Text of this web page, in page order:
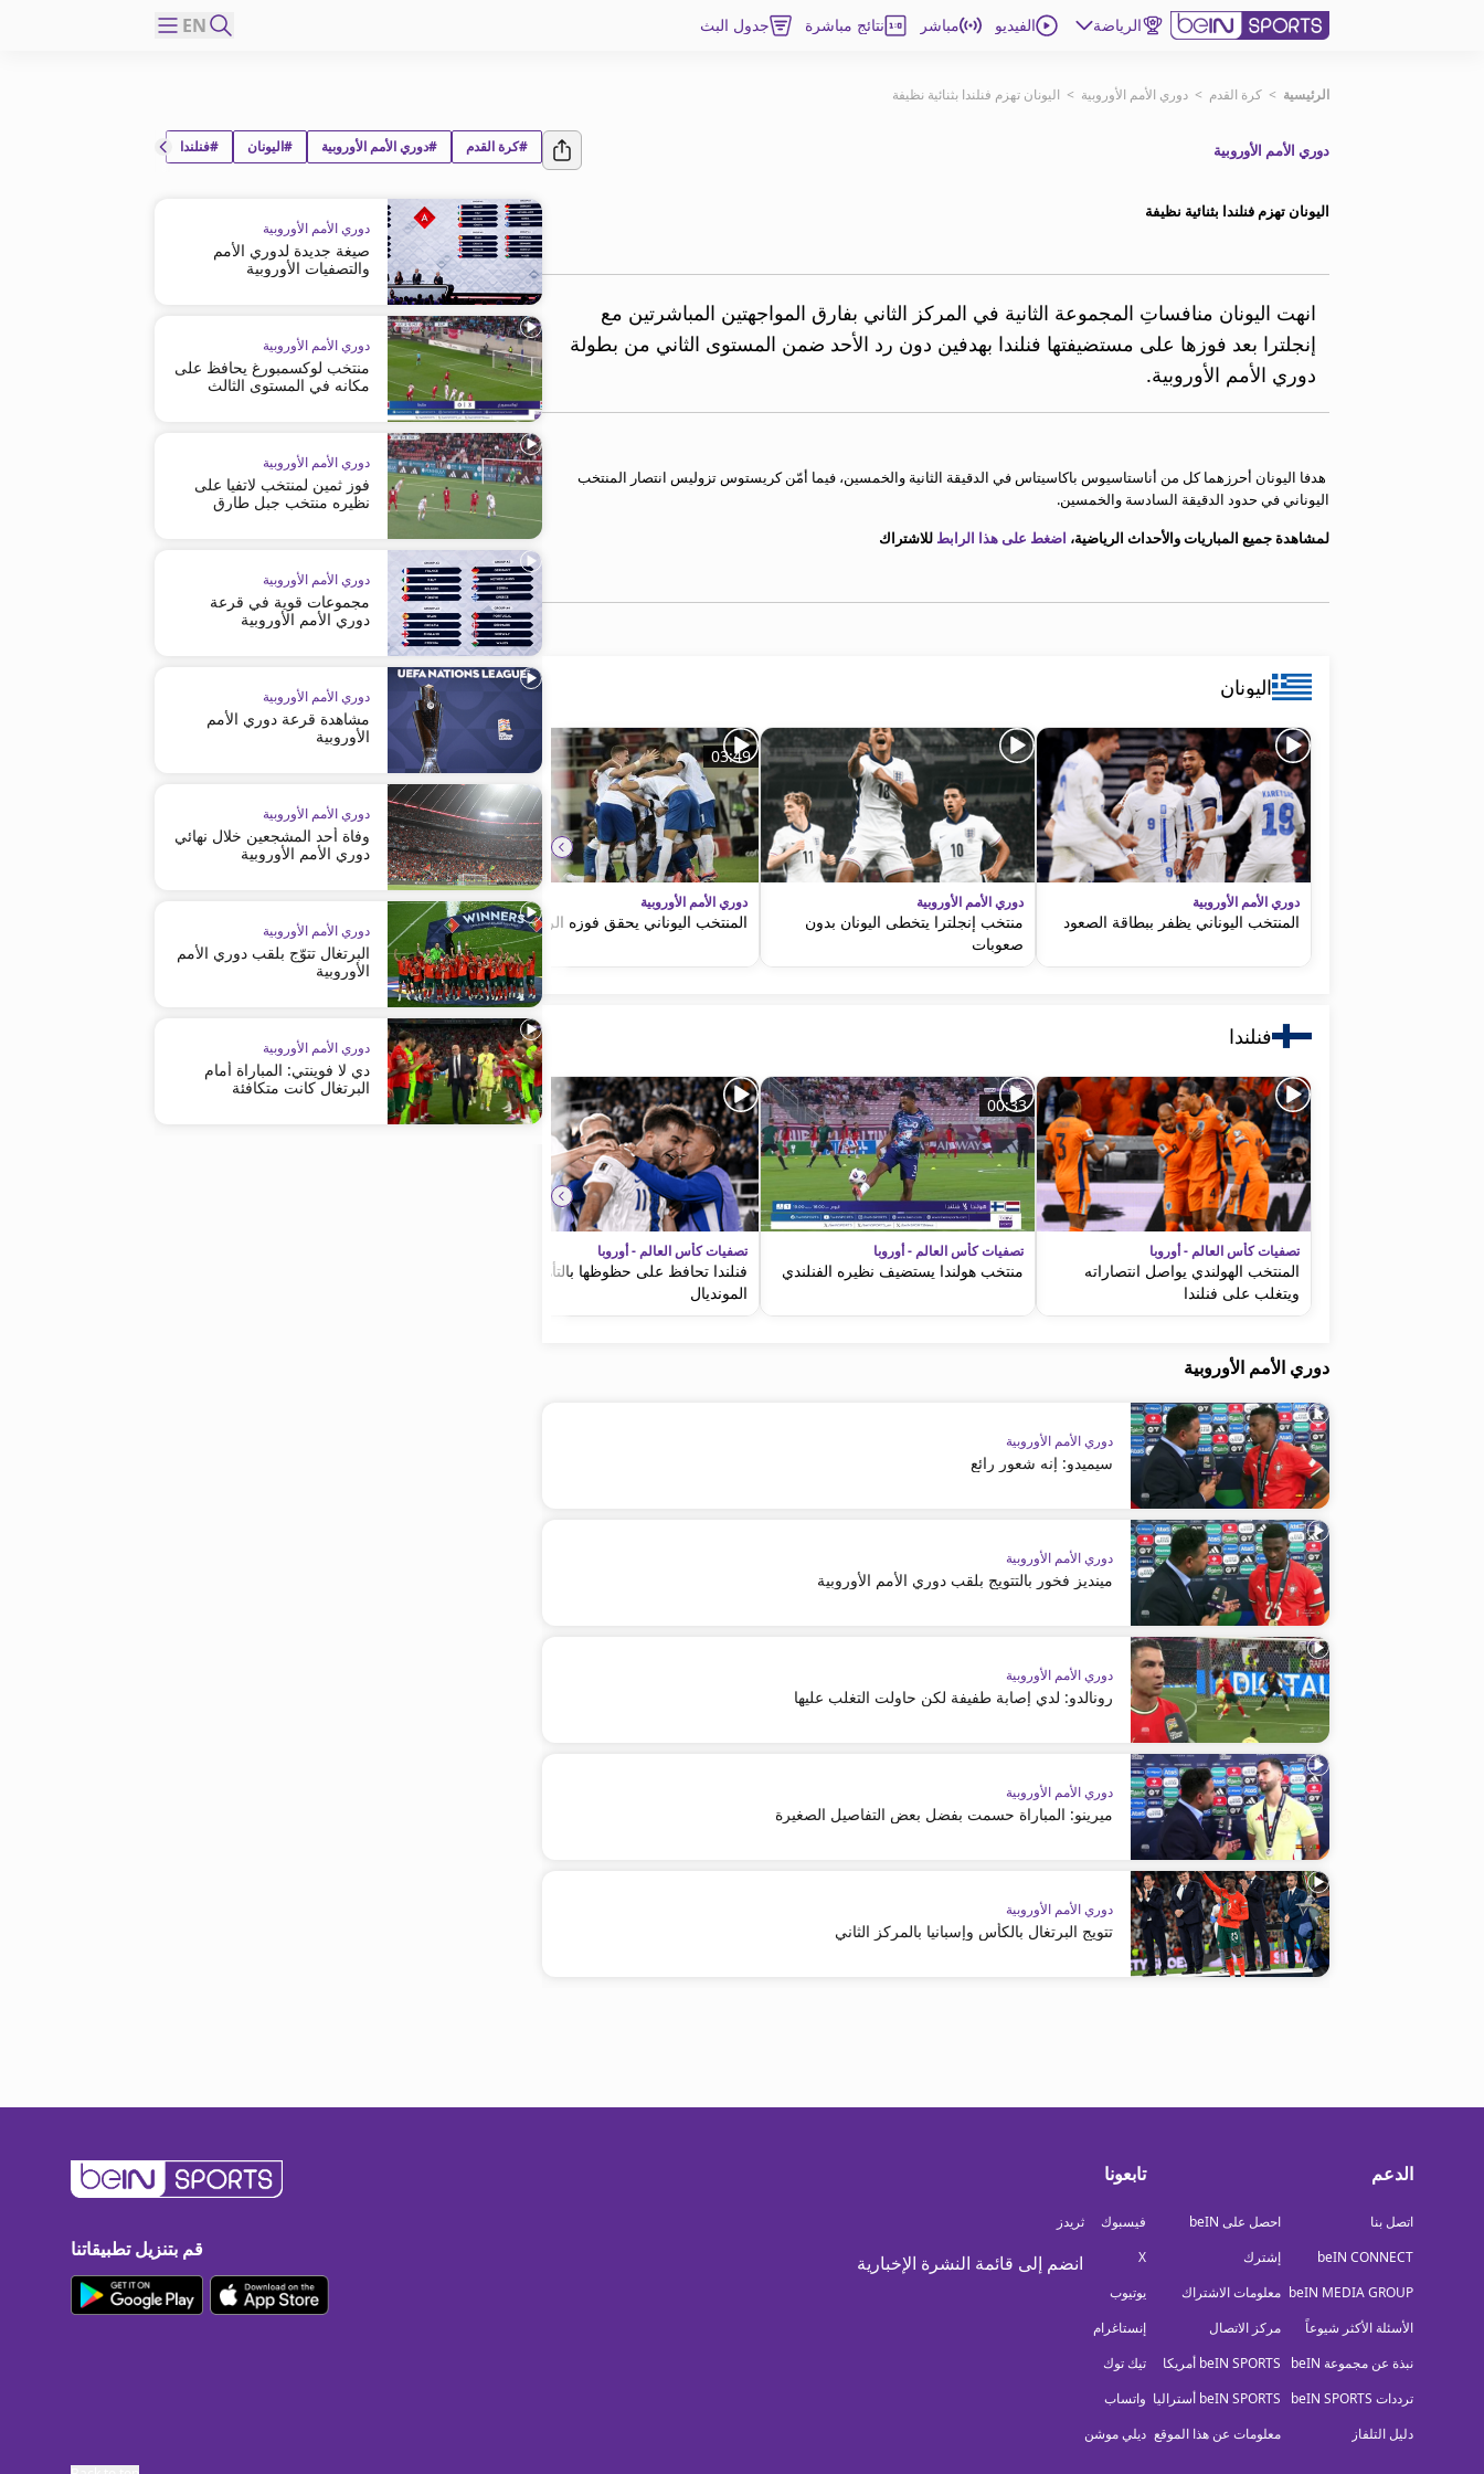
الرياضة الفيديو مباشر نتائج مباشرة جدول البث EN
اشترك
MENA
إدارة التنبيهات
انضم إلى قائمة النشرة الإخبارية
beIN CONNECT
beIN MEDIA GROUP
معلومات عن هذا الموقع
الرئيسية > كرة القدم > دوري الأمم الأوروبية > اليونان تهزم فنلندا بثنائية نظيفة
دوري الأمم الأوروبية
اليونان تهزم فنلندا بثنائية نظيفة
انهت اليونان منافساتِ المجموعة الثانية في المركز الثاني بفارق المواجهتين المباشرتين مع
إنجلترا بعد فوزها على مستضيفتها فنلندا بهدفين دون رد الأحد ضمن المستوى الثاني من بطولة
دوري الأمم الأوروبية.
هدفا اليونان أحرزهما كل من أناستاسيوس باكاسيتاس في الدقيقة الثانية والخمسين، فيما أمّن كريستوس تزوليس انتصار المنتخب
اليوناني في حدود الدقيقة السادسة والخمسين.
لمشاهدة جميع المباريات والأحداث الرياضية، اضغط على هذا الرابط للاشتراك
اليونان
دوري الأمم الأوروبية
المنتخب اليوناني يظفر ببطاقة الصعود
دوري الأمم الأوروبية
منتخب إنجلترا يتخطى اليونان بدون
صعوبات
03:49
دوري الأمم الأوروبية
المنتخب اليوناني يحقق فوزه الرابع
دوري الأمم الأوروبية
اليونان تعزّز صدارتها للمجموعة الثانية
فنلندا
تصفيات كأس العالم - أوروبا
المنتخب الهولندي يواصل انتصاراته
ويتغلب على فنلندا
00:33
تصفيات كأس العالم - أوروبا
منتخب هولندا يستضيف نظيره الفنلندي
تصفيات كأس العالم - أوروبا
فنلندا تحافظ على حظوظها بالتأهل إلى
المونديال
دوري الأمم الأوروبية
دوري الأمم الأوروبية
سيميدو: إنه شعور رائع
دوري الأمم الأوروبية
مينديز فخور بالتتويج بلقب دوري الأمم الأوروبية
دوري الأمم الأوروبية
رونالدو: لدي إصابة طفيفة لكن حاولت التغلب عليها
دوري الأمم الأوروبية
ميرينو: المباراة حسمت بفضل بعض التفاصيل الصغيرة
دوري الأمم الأوروبية
تتويج البرتغال بالكأس وإسبانيا بالمركز الثاني
#كرة القدم #دوري الأمم الأوروبية #اليونان #فنلندا
دوري الأمم الأوروبية
صيغة جديدة لدوري الأمم
والتصفيات الأوروبية
دوري الأمم الأوروبية
منتخب لوكسمبورغ يحافظ على
مكانه في المستوى الثالث
دوري الأمم الأوروبية
فوز ثمين لمنتخب لاتفيا على
نظيره منتخب جبل طارق
دوري الأمم الأوروبية
مجموعات قوية في قرعة
دوري الأمم الأوروبية
دوري الأمم الأوروبية
مشاهدة قرعة دوري الأمم
الأوروبية
دوري الأمم الأوروبية
وفاة أحد المشجعين خلال نهائي
دوري الأمم الأوروبية
دوري الأمم الأوروبية
البرتغال تتوّج بلقب دوري الأمم
الأوروبية
دوري الأمم الأوروبية
دي لا فوينتي: المباراة أمام
البرتغال كانت متكافئة
الدعم
اتصل بنا
beIN CONNECT
beIN MEDIA GROUP
الأسئلة الأكثر شيوعاً
نبذة عن مجموعة beIN
ترددات beIN SPORTS
دليل التلفاز
احصل على beIN
إشترك
معلومات الاشتراك
مركز الاتصال
beIN SPORTS أمريكا
beIN SPORTS أستراليا
معلومات عن هذا الموقع
تابعونا
فيسبوك
X
يوتيوب
إنستاغرام
تيك توك
واتساب
ديلي موشن
ثريدز
انضم إلى قائمة النشرة الإخبارية
قم بتنزيل تطبيقاتنا